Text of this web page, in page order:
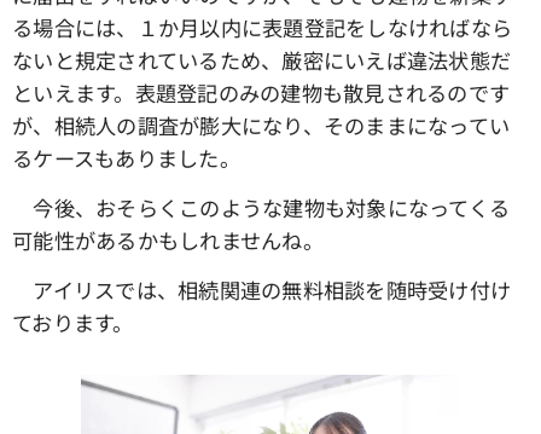
る場合には、１か月以内に表題登記をしなければなら
ないと規定されているため、厳密にいえば違法状態だ
といえます。表題登記のみの建物も散見されるのです
が、相続人の調査が膨大になり、そのままになってい
るケースもありました。
今後、おそらくこのような建物も対象になってくる
可能性があるかもしれませんね。
アイリスでは、相続関連の無料相談を随時受け付け
ております。